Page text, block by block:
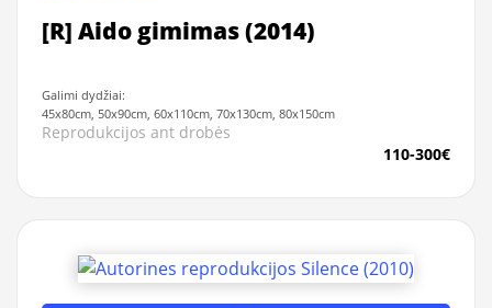
[R] Aido gimimas (2014)
Galimi dydžiai:
45x80cm, 50x90cm, 60x110cm, 70x130cm, 80x150cm
Reprodukcijos ant drobės
110-300€